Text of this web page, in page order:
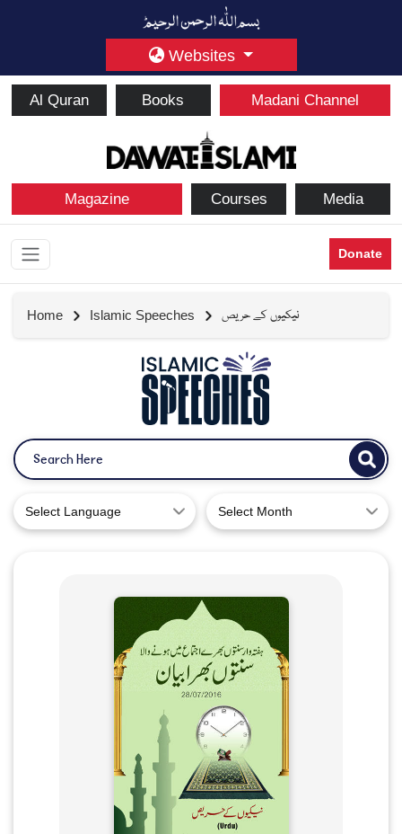
Websites
Al Quran Books Madani Channel
Magazine Courses Media
Donate
Home Islamic Speeches نیکیوں کے حریص
Select Language Select Month